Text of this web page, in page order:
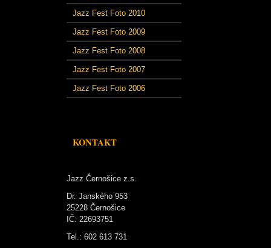
Jazz Fest Foto 2010
Jazz Fest Foto 2009
Jazz Fest Foto 2008
Jazz Fest Foto 2007
Jazz Fest Foto 2006
KONTAKT
Jazz Černošice z.s.
Dr. Janského 953
25228 Černošice
IČ: 22693751
Tel.: 602 613 731